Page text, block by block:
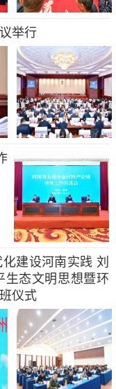
举行
建设河南实践 刘
生态文明思想暨环
仪式